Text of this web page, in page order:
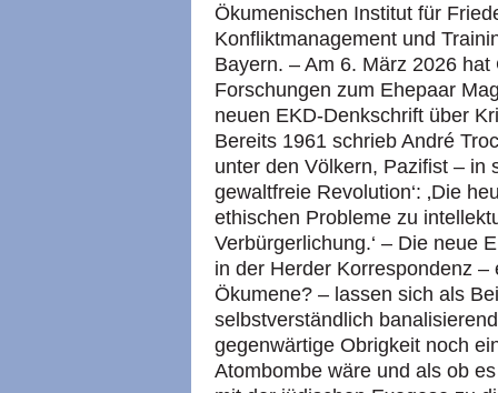
Ökumenischen Institut für
Konfliktmanagement und
Bayern. – Am 6. März 2026
Forschungen zum Ehepaar
neuen EKD-Denkschrift über
Bereits 1961 schrieb André
unter den Völkern, Pazifist – in
gewaltfreie Revolution‘: ‚Die
ethischen Probleme zu
Verbürgerlichung.‘ – Die neue
in der Herder Korrespondenz
Ökumene? – lassen sich als
selbstverständlich
gegenwärtige Obrigkeit noch
Atombombe wäre und als ob